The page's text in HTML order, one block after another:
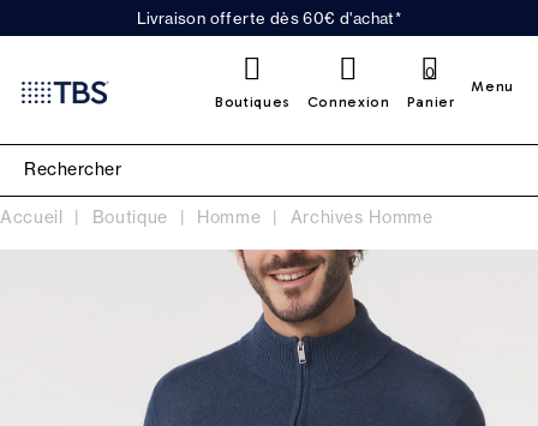
Livraison offerte dès 60€ d'achat*
Boutiques Connexion Panier
0
Menu
Accueil Boutique Homme Archives Homme